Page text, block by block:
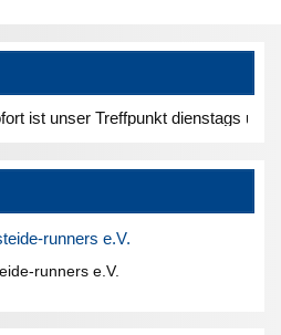
ist unser Treffpunkt dienstags und
runners e.V.